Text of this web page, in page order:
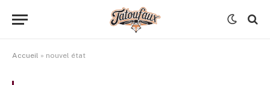
Accueil » nouvel état